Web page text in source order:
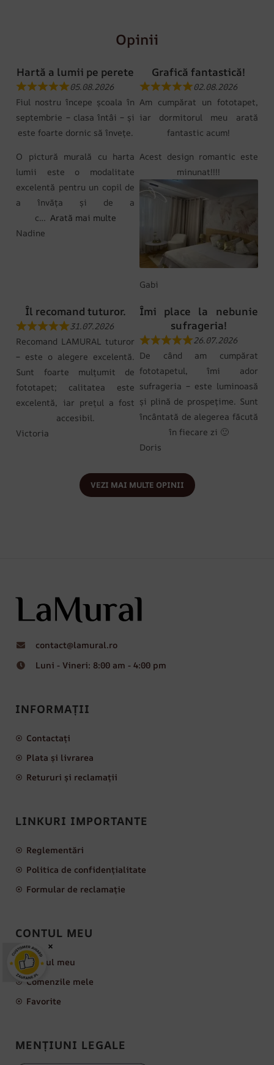
Opinii
Hartă a lumii pe perete
05.08.2026
Fiul nostru începe școala în
septembrie – clasa întâi – și
este foarte dornic să învețe.
O pictură murală cu harta
lumii este o modalitate
excelentă pentru un copil de
a învăța și de a
c
Arată mai multe
Nadine
Grafică fantastică!
02.08.2026
Am cumpărat un fototapet,
iar dormitorul meu arată
fantastic acum!
Acest design romantic este
minunat!!!!
Gabi
Îl recomand tuturor.
31.07.2026
Recomand LAMURAL tuturor
– este o alegere excelentă.
Sunt foarte mulțumit de
fototapet; calitatea este
excelentă, iar prețul a fost
accesibil.
Victoria
Îmi place la nebunie
sufrageria!
26.07.2026
De când am cumpărat
fototapetul, îmi ador
sufrageria – este luminoasă
și plină de prospețime. Sunt
încântată de alegerea făcută
în fiecare zi 🙂
Doris
VEZI MAI MULTE OPINII
contact@lamural.ro
Luni - Vineri: 8:00 am - 4:00 pm
INFORMAȚII
Contactați
Plata și livrarea
Retururi și reclamații
LINKURI IMPORTANTE
Reglementări
Politica de confidențialitate
Formular de reclamație
CONTUL MEU
Contul meu
Comenzile mele
Favorite
MENȚIUNI LEGALE
×